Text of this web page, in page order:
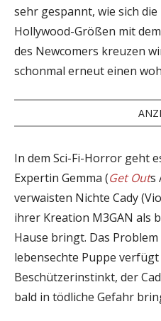
sehr gespannt, wie sich
Hollywood-Größen mit
des Newcomers kreuzen
schonmal erneut einen
In dem Sci-Fi-Horror geht
Expertin Gemma (Get Outs
verwaisten Nichte Cady
ihrer Kreation M3GAN als
Hause bringt. Das Problem
lebensechte Puppe
Beschützerinstinkt, der
bald in tödliche Gefahr